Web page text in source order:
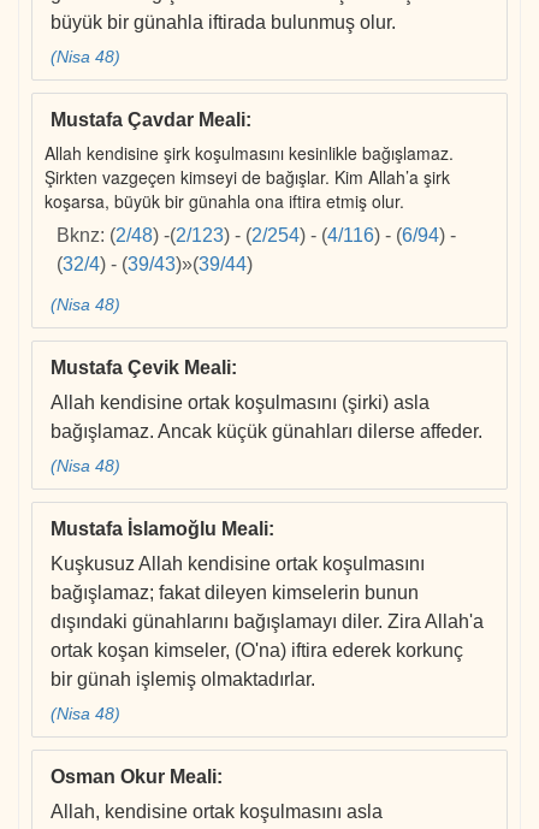
büyük bir günahla iftirada bulunmuş olur.
(Nisa 48)
Mustafa Çavdar Meali:
Allah kendisine şirk koşulmasını kesinlikle bağışlamaz.
Şirkten vazgeçen kimseyi de bağışlar. Kim Allah’a şirk
koşarsa, büyük bir günahla ona iftira etmiş olur.
Bknz: (2/48) -(2/123) - (2/254) - (4/116) - (6/94) -
(32/4) - (39/43)»(39/44)
(Nisa 48)
Mustafa Çevik Meali:
Allah kendisine ortak koşulmasını (şirki) asla
bağışlamaz. Ancak küçük günahları dilerse affeder.
(Nisa 48)
Mustafa İslamoğlu Meali:
Kuşkusuz Allah kendisine ortak koşulmasını
bağışlamaz; fakat dileyen kimselerin bunun
dışındaki günahlarını bağışlamayı diler. Zira Allah'a
ortak koşan kimseler, (O'na) iftira ederek korkunç
bir günah işlemiş olmaktadırlar.
(Nisa 48)
Osman Okur Meali:
Allah, kendisine ortak koşulmasını asla